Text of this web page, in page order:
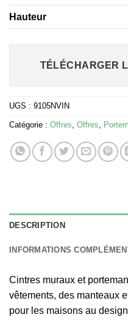
Hauteur
TÉLÉCHARGER
UGS : 9105NVIN
Catégorie : Offres Offres
DESCRIPTION
INFORMATIONS
Cintres muraux et
vêtements, des manteaux
pour les maisons au